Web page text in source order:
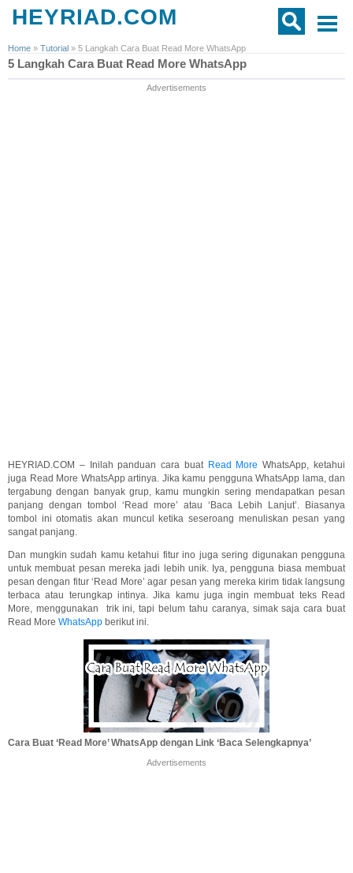
HEYRIAD.COM
Home » Tutorial » 5 Langkah Cara Buat Read More WhatsApp
5 Langkah Cara Buat Read More WhatsApp
Advertisements
HEYRIAD.COM – Inilah panduan cara buat Read More WhatsApp, ketahui
juga Read More WhatsApp artinya. Jika kamu pengguna WhatsApp lama, dan
tergabung dengan banyak grup, kamu mungkin sering mendapatkan pesan
panjang dengan tombol ‘Read more’ atau ‘Baca Lebih Lanjut’. Biasanya
tombol ini otomatis akan muncul ketika seseroang menuliskan pesan yang
sangat panjang.
Dan mungkin sudah kamu ketahui fitur ino juga sering digunakan pengguna
untuk membuat pesan mereka jadi lebih unik. Iya, pengguna biasa membuat
pesan dengan fitur ‘Read More’ agar pesan yang mereka kirim tidak langsung
terbaca atau terungkap intinya. Jika kamu juga ingin membuat teks Read
More, menggunakan trik ini, tapi belum tahu caranya, simak saja cara buat
Read More WhatsApp berikut ini.
Cara Buat ‘Read More’ WhatsApp dengan Link ‘Baca Selengkapnya’
Advertisements